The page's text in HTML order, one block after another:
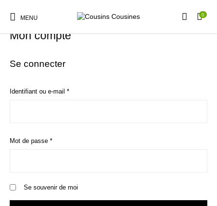
MENU 0
Nouveautés
Mon compte
Se connecter
Identifiant ou e-mail *Obligatoire
Mot de passe *Obligatoire
Se souvenir de moi